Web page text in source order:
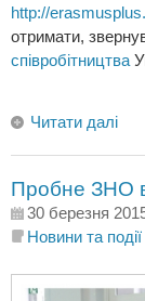
http://
отримати,
співробітництва
Читати далі
Пробне ЗНО
30 березня
Новини та події